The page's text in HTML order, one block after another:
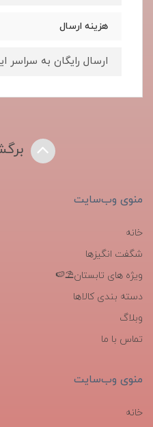
هزینه ارسال
ارسال رایگان به سراسر
منوی وب‌سایت
خانه
شگفت انگیزها
ویژه های تابستان⛱️🍉
دسته بندی کالاها
وبلاگ
تماس با ما
منوی وب‌سایت
خانه